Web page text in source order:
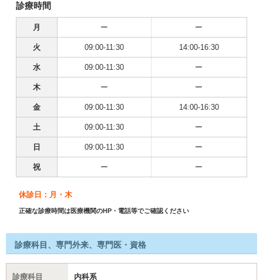
診療時間
月 ー ー
火 09:00-11:30 14:00-16:30
水 09:00-11:30 ー
木 ー ー
金 09:00-11:30 14:00-16:30
土 09:00-11:30 ー
日 09:00-11:30 ー
祝 ー ー
休診日：月・木
正確な診療時間は医療機関のHP・電話等でご確認ください
診療科目、専門外来、専門医・資格
診療科目 内科系